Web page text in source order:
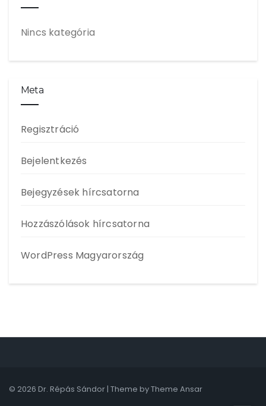
Nincs kategória
Meta
Regisztráció
Bejelentkezés
Bejegyzések hírcsatorna
Hozzászólások hírcsatorna
WordPress Magyarország
© 2026 Dr. Répás Sándor | Theme byTheme Ansar